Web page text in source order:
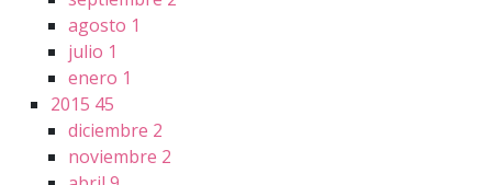
agosto 1
julio 1
enero 1
2015 45
diciembre 2
noviembre 2